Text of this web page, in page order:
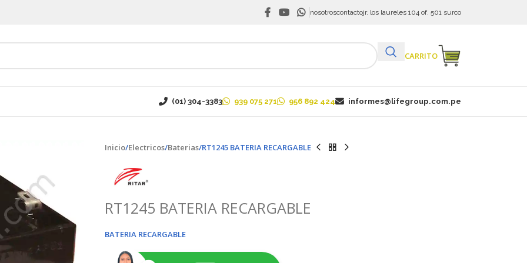
nosotroscontactojr. los laureles 104 of. 501 surco
VER CARRITO
(01) 304-3383 939 075 271 956 892 424 informes@lifegroup.com.pe
Inicio Electricos Baterias RT1245 BATERIA RECARGABLE
RT1245 BATERIA RECARGABLE
BATERIA RECARGABLE